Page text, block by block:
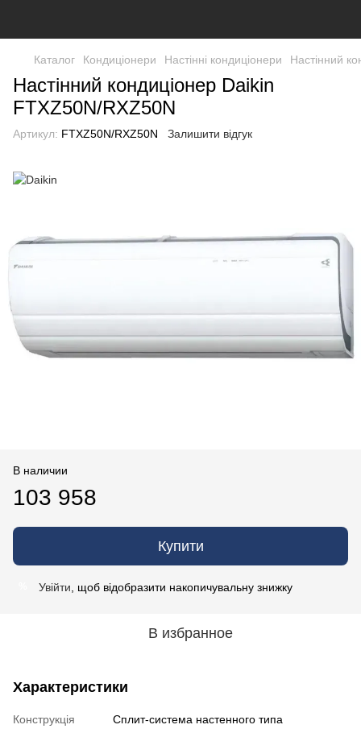
Каталог Кондиціонери Настінні кондиціонери Настінний
Настінний кондиціонер Daikin
FTXZ50N/RXZ50N
Артикул: FTXZ50N/RXZ50N Залишити відгук
В наличии
103 958
Купити
Увійти , щоб відобразити накопичувальну знижку
В избранное
Характеристики
Конструкція
Cплит-система настенного типа